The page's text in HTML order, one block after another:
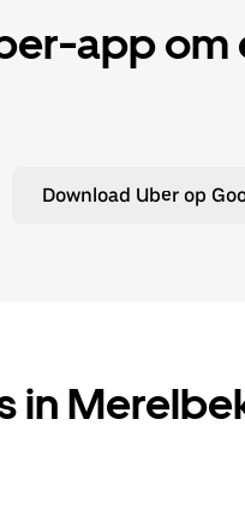
app om
Download Uber op
in